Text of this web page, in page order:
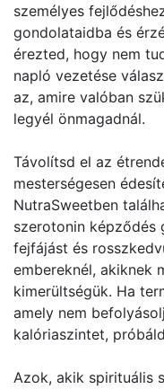
személyes
gondolataidba és
érezted, hogy nem
napló vezetése
az, amire valóban
legyél önmagadnál.
Távolítsd el az
mesterségesen
NutraSweetben
szerotonin képződés
fejfájást és
embereknél, akiknek
kimerültségük. Ha
amely nem
kalóriaszintet,
Azok, akik spirituális